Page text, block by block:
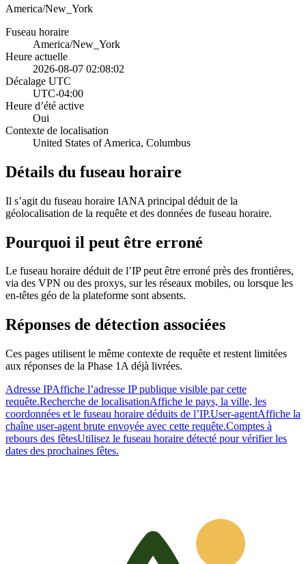
America/New_York
Fuseau horaire
America/New_York
Heure actuelle
2026-08-07 02:08:02
Décalage UTC
UTC-04:00
Heure d’été active
Oui
Contexte de localisation
United States of America, Columbus
Détails du fuseau horaire
Il s’agit du fuseau horaire IANA principal déduit de la
géolocalisation de la requête et des données de fuseau horaire.
Pourquoi il peut être erroné
Le fuseau horaire déduit de l’IP peut être erroné près des frontières,
via des VPN ou des proxys, sur les réseaux mobiles, ou lorsque les
en-têtes géo de la plateforme sont absents.
Réponses de détection associées
Ces pages utilisent le même contexte de requête et restent limitées
aux réponses de la Phase 1A déjà livrées.
Adresse IPAffiche l’adresse IP publique visible par cette
requête.Recherche de localisationAffiche le pays, la ville, les
coordonnées et le fuseau horaire déduits de l’IP.User-agentAffiche la
chaîne user-agent brute envoyée avec cette requête.Comptes à
rebours des fêtesUtilisez le fuseau horaire détecté pour vérifier les
dates des prochaines fêtes.